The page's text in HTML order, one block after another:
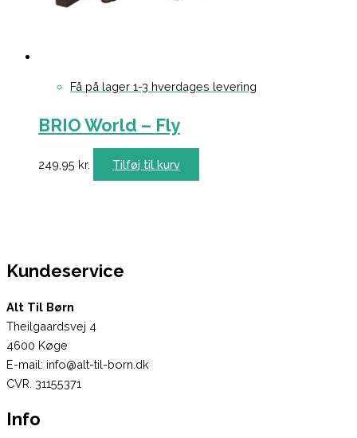
Få på lager 1-3 hverdages levering
BRIO World – Fly
249,95 kr. Tilføj til kurv
Kundeservice
Alt Til Børn
Theilgaardsvej 4
4600 Køge
E-mail: info@alt-til-born.dk
CVR. 31155371
Info